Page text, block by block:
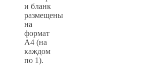
и бланк
размещены
на
формат
А4 (на
каждом
по 1).